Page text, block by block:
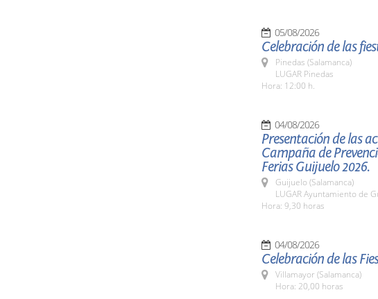
05/08/2026
Celebración de las
Pinedas (Salamanca)
LUGAR Pinedas
Hora: 12:00 h.
04/08/2026
Presentación de las
Campaña de
Ferias Guijuelo 2026.
Guijuelo (Salamanca)
LUGAR Ayuntamiento de
Hora: 9,30 horas
04/08/2026
Celebración de las
Villamayor (Salamanca)
Hora: 20,00 horas